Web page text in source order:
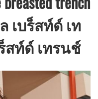
เบร็สท์ด์ เท
สท์ด์ เทรนช์